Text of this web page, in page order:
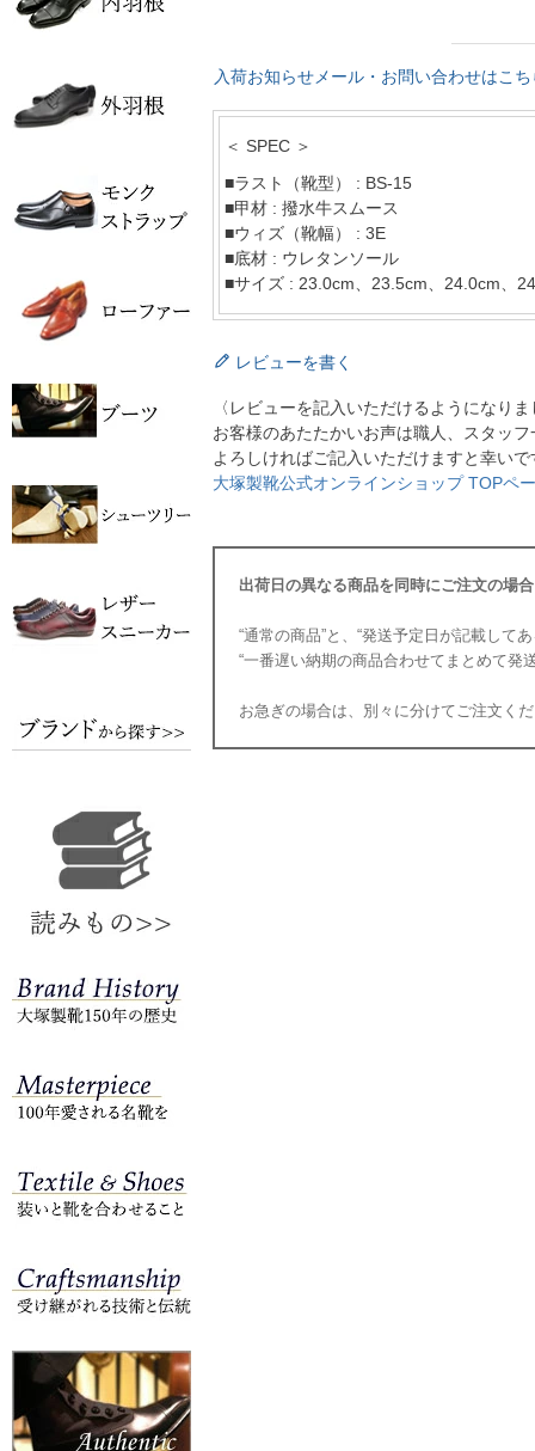
入荷お知らせメール・お問い合わせはこ
＜ SPEC ＞
■ラスト（靴型） : BS-15
■甲材 : 撥水牛スムース
■ウィズ（靴幅） : 3E
■底材 : ウレタンソール
■サイズ : 23.0cm、23.5cm、24.0cm、
レビューを書く
〈レビューを記入いただけるようになり
お客様のあたたかいお声は職人、スタッ
よろしければご記入いただけますと幸い
大塚製靴公式オンラインショップ TOPペ
出荷日の異なる商品を同時にご注文の場合
“通常の商品”と、“発送予定日が記載して
“一番遅い納期の商品合わせてまとめて発
お急ぎの場合は、別々に分けてご注文く